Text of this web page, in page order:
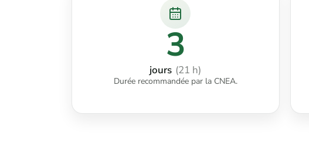
3
jours (21 h)
Durée recommandée par la CNEA.